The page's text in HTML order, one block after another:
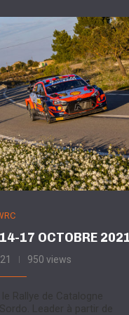
17 OCTOBRE
950 views
Rallye de Catalogne
Leader à partir de